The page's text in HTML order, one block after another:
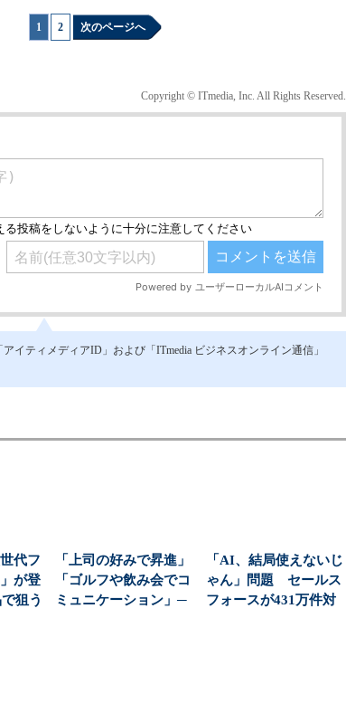
1 2 次のページへ
Copyright © ITmedia, Inc. All Rights Reserved.
イティメディアID」および「ITmedia ビジネスオンライン通信」
代フ
が登
狙う
「上司の好みで昇進」
「ゴルフや飲み会でコ
ミュニケーション」─
「AI、結局使えないじ
ゃん」問題 セールス
フォースが431万件対